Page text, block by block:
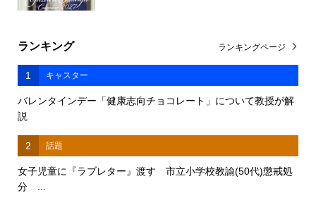
ランキング
1 キャスター
バレンタインデー「健康志向チョコレート」について教授が解
説
2 話題
女子児童に『ラブレター』渡す 市立小学校教諭(50代)懲戒処
分 ...
ランキングページ